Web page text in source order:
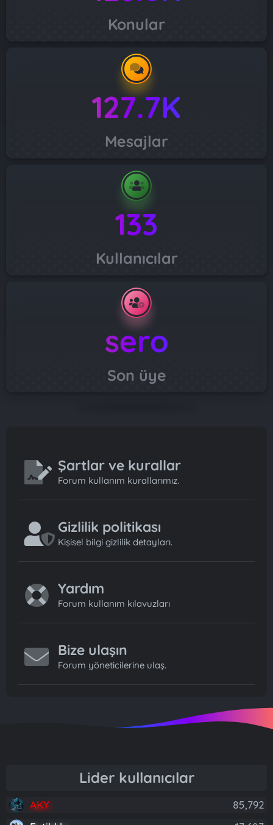
Konular
127.7K
Mesajlar
133
Kullanıcılar
sero
Son üye
Şartlar ve kurallar
Forum kullanım kurallarımız.
Gizlilik politikası
Kişisel bilgi gizlilik detayları.
Yardım
Forum kullanım kılavuzları
Bize ulaşın
Forum yöneticilerine ulaş.
Lider kullanıcılar
AKY
85,792